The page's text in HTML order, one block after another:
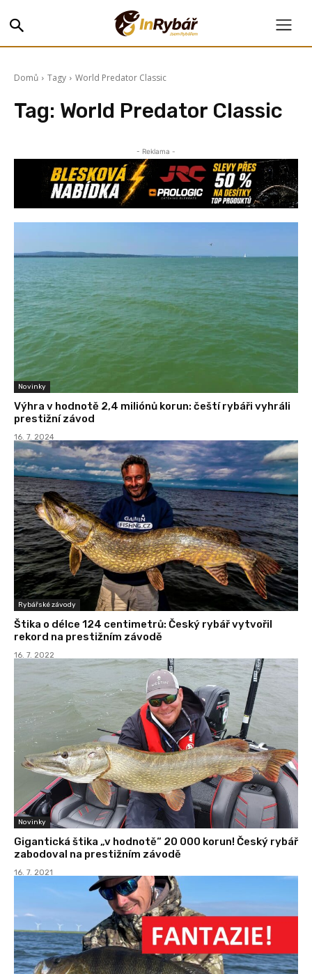
Domů Tagy World Predator Classic
Tag: World Predator Classic
- Reklama -
Novinky
Výhra v hodnotě 2,4 miliónů korun: čeští rybáři vyhráli
prestižní závod
16. 7. 2024
Rybářské závody
Štika o délce 124 centimetrů: Český rybář vytvořil
rekord na prestižním závodě
16. 7. 2022
Novinky
Gigantická štika „v hodnotě“ 20 000 korun! Český rybář
zabodoval na prestižním závodě
16. 7. 2021